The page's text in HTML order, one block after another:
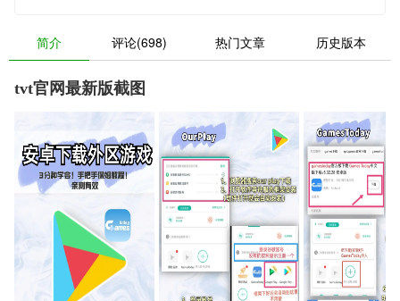
简介 评论(698) 热门文章 历史版本
tvt官网最新版截图